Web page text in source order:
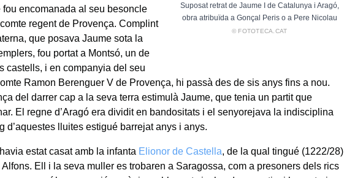
Suposat retrat de Jaume I de Catalunya i Aragó,
obra atribuïda a Gonçal Peris o a Pere Nicolau
© FOTOTECA.CAT
fou encomanada al seu besoncle
comte regent de Provença. Complint
que posava Jaume sota la
fou portat a Montsó, un de
castells, i en companyia del seu
Ramon Berenguer V de Provença, hi passà des de sis anys fins a nou.
del darrer cap a la seva terra estimulà Jaume, que tenia un partit que
El regne d’Aragó era dividit en bandositats i el senyorejava la indisciplina
d’aquestes lluites estigué barrejat anys i anys.
estat casat amb la infanta Elionor de Castella, de la qual tingué (1222/28)
Ell i la seva muller es trobaren a Saragossa, com a presoners dels rics